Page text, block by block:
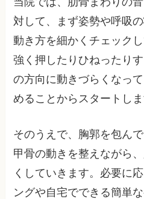
対して、まず姿勢や呼吸
動き方を細かくチェック
強く押したりひねったり
の方向に動きづらくなっ
めることからスタートしま
そのうえで、胸郭を包ん
甲骨の動きを整えながら
くしていきます。必要に
ングや自宅でできる簡単